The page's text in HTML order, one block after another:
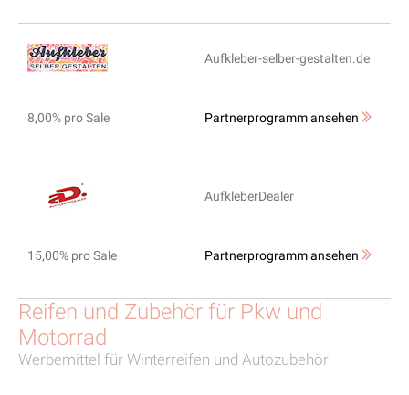
Aufkleber-selber-gestalten.de
8,00% pro Sale Partnerprogramm ansehen
AufkleberDealer
15,00% pro Sale Partnerprogramm ansehen
Reifen und Zubehör für Pkw und
Motorrad
Werbemittel für Winterreifen und Autozubehör